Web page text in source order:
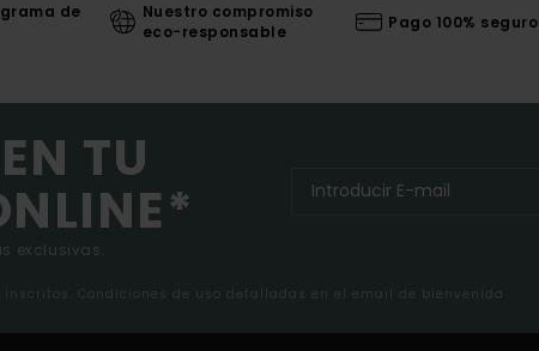
de
Nuestro compromiso
eco-responsable
Pago 100% seguro
TU
exclusivas.
Condiciones de uso detalladas en el email de bienvenida